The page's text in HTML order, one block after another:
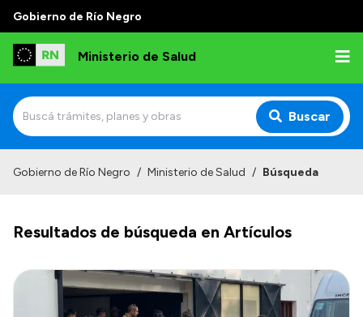
Gobierno de Río Negro
Ministerio de Salud
Buscar
Normativa y Funciones
Autoridades
Consejos locales
Gobierno de Río Negro / Ministerio de Salud / Búsqueda
Resultados de búsqueda en Artículos